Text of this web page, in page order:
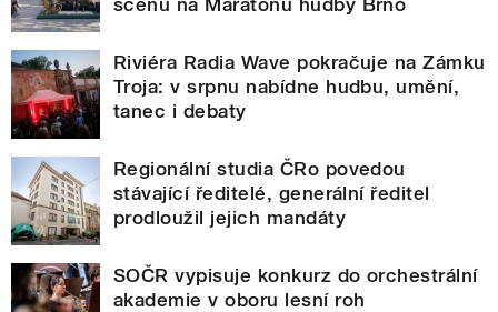
Riviéra Radia Wave pokračuje na Zámku
Troja: v srpnu nabídne hudbu, umění,
tanec i debaty
Regionální studia ČRo povedou
stávající ředitelé, generální ředitel
prodloužil jejich mandáty
SOČR vypisuje konkurz do orchestrální
akademie v oboru lesní roh